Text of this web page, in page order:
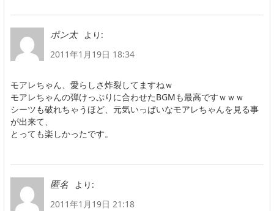
ポン太
より:
2011年1月19日 18:34
モアレちゃん、愛らしさ炸裂してますねｗ
モアレちゃんの弾けっぷりに合わせたBGMも最高ですｗｗｗ
シーツも破れちゃうほど、元気いっぱいなモアレちゃんを見る事
が出来て、
とっても楽しかったです。
匿名
より:
2011年1月19日 21:18